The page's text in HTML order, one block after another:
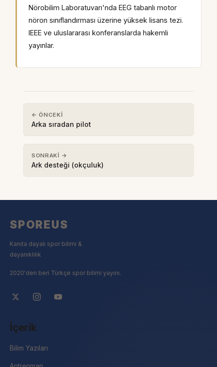
Nörobilim Laboratuvarı'nda EEG tabanlı motor
nöron sınıflandırması üzerine yüksek lisans tezi.
IEEE ve uluslararası konferanslarda hakemli
yayınlar.
← ÖNCEKI
Arka sıradan pilot
SONRAKI →
Ark desteği (okçuluk)
SPOREUS
Kanıta dayalı spor bilimi &
dayanıklılık
2020'den beri Türkçe spor bilimi yayını.
İçerik
Bilim Yazıları